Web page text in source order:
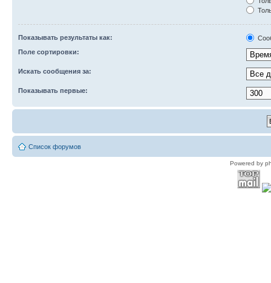
Показывать результаты как:
Поле сортировки:
Искать сообщения за:
Показывать первые:
Список форумов
Powered by